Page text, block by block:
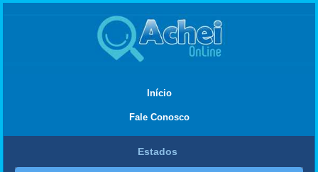
Início
Fale Conosco
Estados